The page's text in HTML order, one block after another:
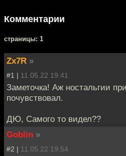
Комментарии
cтраницы: 1
Zx7R »
#1 | 11.05.22 19:41
Заметочка! Аж ностальгии
почувствовал.
ДЮ, Самого то видел??
Goblin »
#2 | 11.05.22 19:54